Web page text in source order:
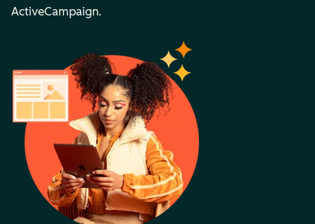
ActiveCampaign.